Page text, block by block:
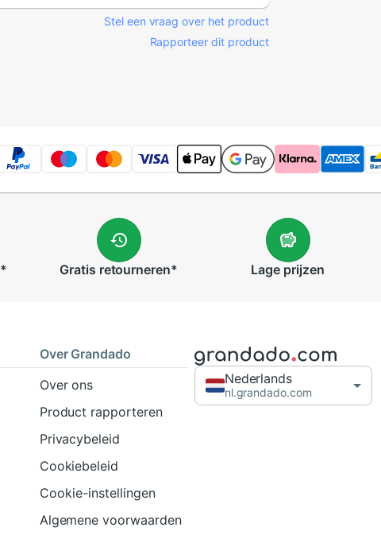
Stel een vraag over het product
Rapporteer dit product
* Gratis retourneren* Lage prijzen
Over Grandado
Over ons
Product rapporteren
Privacybeleid
Cookiebeleid
Cookie-instellingen
Algemene voorwaarden
Nederlands
nl.grandado.com